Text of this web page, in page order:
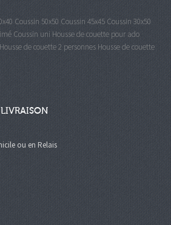
Coussin 50x50 Coussin 45x45Coussin 30x50
Coussin uni Housse de couette pour ado
Housse de couette 2 personnes Housse de couette
ou en Relais